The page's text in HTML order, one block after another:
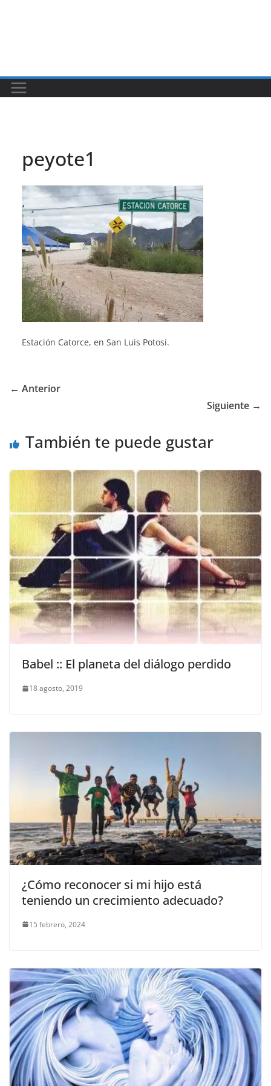
peyote1
Estación Catorce, en San Luis Potosí.
← Anterior
Siguiente →
También te puede gustar
Babel :: El planeta del diálogo perdido
18 agosto, 2019
¿Cómo reconocer si mi hijo está
teniendo un crecimiento adecuado?
15 febrero, 2024